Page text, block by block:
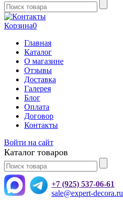
Корзина0
Главная
Каталог
О магазине
Отзывы
Доставка
Галерея
Блог
Оплата
Договор
Контакты
Войти на сайт
Каталог товаров
+7 (925) 537-06-61
sale@expert-decora.ru